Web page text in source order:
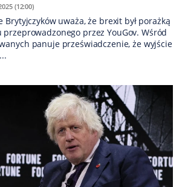
(12:00)
Brytyjczyków uważa, że brexit był porażką
przez YouGov. Wśród
panuje przeświadczenie, że wyjście